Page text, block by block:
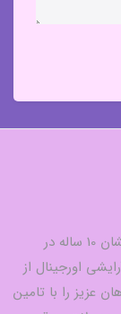
فروشگاه ارایشی بهداشتی معبود با سابقه ی درخشان 10 ساله در
اورجینال از
عزیز را با تامین